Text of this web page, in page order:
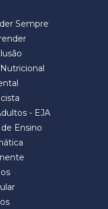
Sempre
- EJA
Ensino